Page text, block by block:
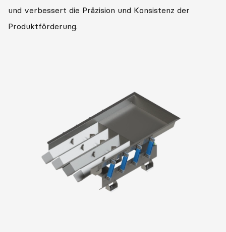
und verbessert die Präzision und Konsistenz der
Produktförderung.